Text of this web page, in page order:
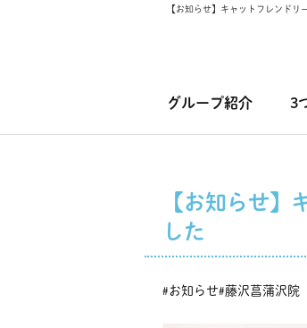
【お知らせ】キャットフレンド
グループ紹介 3
【お知らせ】
した
# お知らせ#藤沢菖蒲沢院